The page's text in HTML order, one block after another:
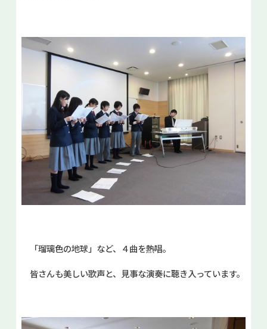
「瑠璃色の地球」など、４曲を熱唱。
皆さんも美しい歌声と、見事な演奏に聴き入っています。